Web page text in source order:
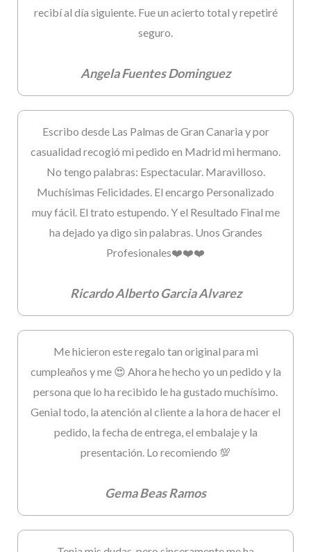
recibí al día siguiente. Fue un acierto total y repetiré
seguro.
Angela Fuentes Dominguez
Escribo desde Las Palmas de Gran Canaria y por
casualidad recogió mi pedido en Madrid mi hermano.
No tengo palabras: Espectacular. Maravilloso.
Muchísimas Felicidades. El encargo Personalizado
muy fácil. El trato estupendo. Y el Resultado Final me
ha dejado ya digo sin palabras. Unos Grandes
Profesionales❤️❤️❤️
Ricardo Alberto Garcia Alvarez
Me hicieron este regalo tan original para mi
cumpleaños y me 😍 Ahora he hecho yo un pedido y la
persona que lo ha recibido le ha gustado muchísimo.
Genial todo, la atención al cliente a la hora de hacer el
pedido, la fecha de entrega, el embalaje y la
presentación. Lo recomiendo 💯
Gema Beas Ramos